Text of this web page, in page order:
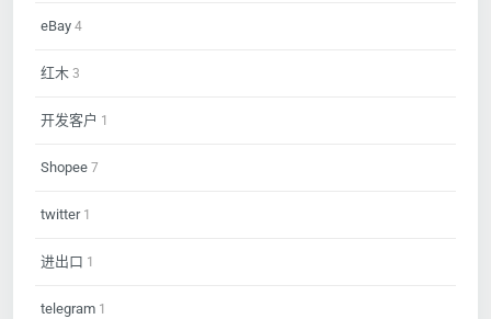
eBay 4
红木 3
开发客户 1
Shopee 7
twitter1
进出口 1
telegram 1